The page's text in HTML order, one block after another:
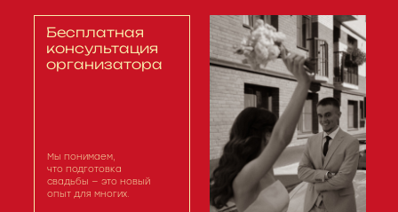
Бесплатная
консультация
организатора
Мы понимаем,
что подготовка
свадьбы — это новый
опыт для многих.